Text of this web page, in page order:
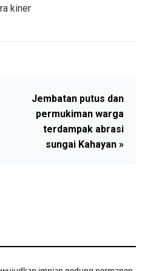
kiner
Jembatan putus dan
permukiman warga
terdampak abrasi
sungai Kahayan »